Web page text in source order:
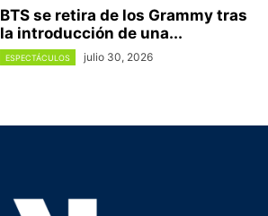
BTS se retira de los Grammy tras
la introducción de una...
ESPECTÁCULOS julio 30, 2026